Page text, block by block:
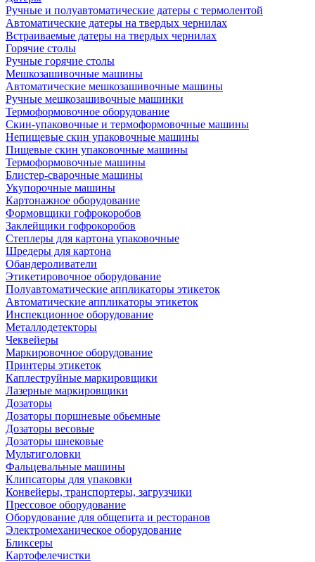
Ручные и полуавтоматические датеры с термолентой
Автоматические датеры на твердых чернилах
Встраиваемые датеры на твердых чернилах
Горячие столы
Ручные горячие столы
Мешкозашивочные машины
Автоматические мешкозашивочные машины
Ручные мешкозашивочные машинки
Термоформовочное оборудование
Скин-упаковочные и термоформовочные машины
Непищевые скин упаковочные машины
Пищевые скин упаковочные машины
Термоформовочные машины
Блистер-сварочные машины
Укупорочные машины
Картонажное оборудование
Формовщики гофрокоробов
Заклейщики гофрокоробов
Степлеры для картона упаковочные
Шредеры для картона
Обандероливатели
Этикетировочное оборудование
Полуавтоматические аппликаторы этикеток
Автоматические аппликаторы этикеток
Инспекционное оборудование
Металлодетекторы
Чеквейеры
Маркировочное оборудование
Принтеры этикеток
Каплеструйные маркировщики
Лазерные маркировщики
Дозаторы
Дозаторы поршневые обьемные
Дозаторы весовые
Дозаторы шнековые
Мультиголовки
Фальцевальные машины
Клипсаторы для упаковки
Конвейеры, транспортеры, загрузчики
Прессовое оборудование
Оборудование для общепита и ресторанов
Электромеханическое оборудование
Бликсеры
Картофелечистки